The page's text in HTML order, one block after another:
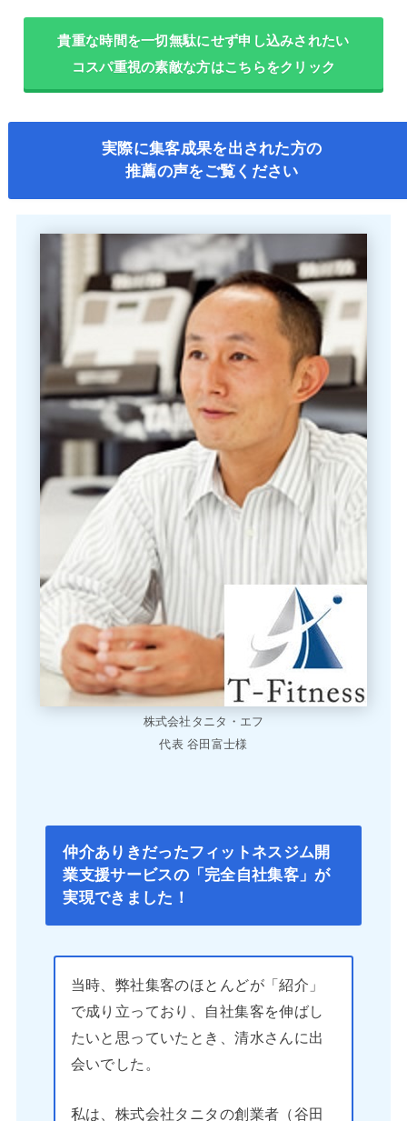
貴重な時間を一切無駄にせず申し込みされたい
コスパ重視の素敵な方はこちらをクリック
実際に集客成果を出された方の
推薦の声をご覧ください
株式会社タニタ・エフ
代表 谷田富士様
仲介ありきだったフィットネスジム開
業支援サービスの「完全自社集客」が
実現できました！
当時、弊社集客のほとんどが「紹介」
で成り立っており、自社集客を伸ばし
たいと思っていたとき、清水さんに出
会いでした。
私は、株式会社タニタの創業者（谷田